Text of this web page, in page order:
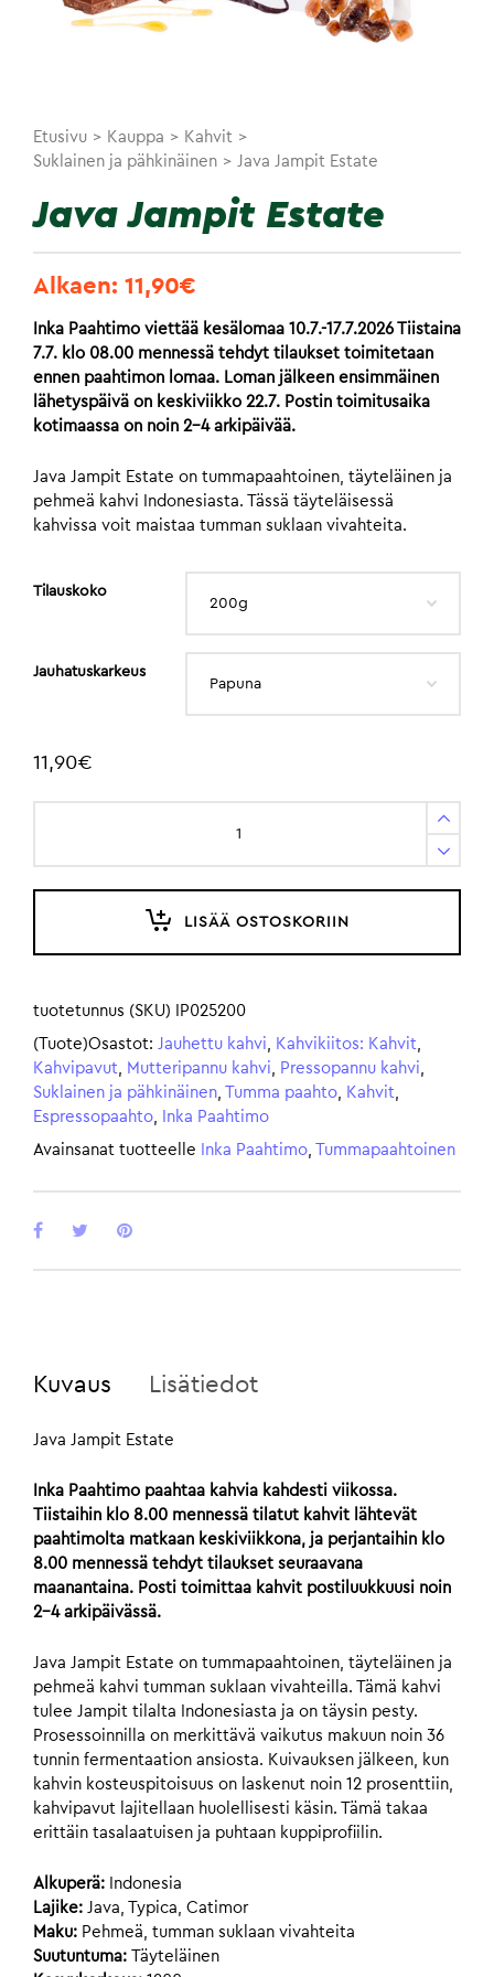
Etusivu > Kauppa > Kahvit >
Suklainen ja pähkinäinen > Java Jampit Estate
Java Jampit Estate
Alkaen: 11,90€
Inka Paahtimo viettää kesälomaa 10.7.-17.7.2026 Tiistaina
7.7. klo 08.00 mennessä tehdyt tilaukset toimitetaan
ennen paahtimon lomaa. Loman jälkeen ensimmäinen
lähetyspäivä on keskiviikko 22.7. Postin toimitusaika
kotimaassa on noin 2-4 arkipäivää.
Java Jampit Estate on tummapaahtoinen, täyteläinen ja
pehmeä kahvi Indonesiasta. Tässä täyteläisessä
kahvissa voit maistaa tumman suklaan vivahteita.
Tilauskoko
Jauhatuskarkeus
11,90€
LISÄÄ OSTOSKORIIN
tuotetunnus (SKU)
IP025200
(Tuote)Osastot: Jauhettu kahvi, Kahvikiitos: Kahvit,
Kahvipavut, Mutteripannu kahvi, Pressopannu kahvi,
Suklainen ja pähkinäinen, Tumma paahto, Kahvit,
Espressopaahto,
Inka Paahtimo
Avainsanat tuotteelle
Inka Paahtimo, Tummapaahtoinen
Kuvaus Lisätiedot
Java Jampit Estate
Inka Paahtimo paahtaa kahvia kahdesti viikossa.
Tiistaihin klo 8.00 mennessä tilatut kahvit lähtevät
paahtimolta matkaan keskiviikkona, ja perjantaihin klo
8.00 mennessä tehdyt tilaukset seuraavana
maanantaina. Posti toimittaa kahvit postiluukkuusi noin
2-4 arkipäivässä.
Java Jampit Estate on tummapaahtoinen, täyteläinen ja
pehmeä kahvi tumman suklaan vivahteilla. Tämä kahvi
tulee Jampit tilalta Indonesiasta ja on täysin pesty.
Prosessoinnilla on merkittävä vaikutus makuun noin 36
tunnin fermentaation ansiosta. Kuivauksen jälkeen, kun
kahvin kosteuspitoisuus on laskenut noin 12 prosenttiin,
kahvipavut lajitellaan huolellisesti käsin. Tämä takaa
erittäin tasalaatuisen ja puhtaan kuppiprofiilin.
Alkuperä: Indonesia
Lajike: Java, Typica, Catimor
Maku: Pehmeä, tumman suklaan vivahteita
Suutuntuma:
Täyteläinen